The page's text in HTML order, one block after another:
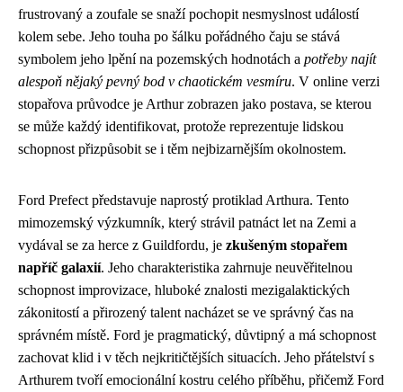
frustrovaný a zoufale se snaží pochopit nesmyslnost událostí
kolem sebe. Jeho touha po šálku pořádného čaju se stává
symbolem jeho lpění na pozemských hodnotách a potřeby najít
alespoň nějaký pevný bod v chaotickém vesmíru. V online verzi
stopařova průvodce je Arthur zobrazen jako postava, se kterou
se může každý identifikovat, protože reprezentuje lidskou
schopnost přizpůsobit se i těm nejbizarnějším okolnostem.
Ford Prefect představuje naprostý protiklad Arthura. Tento
mimozemský výzkumník, který strávil patnáct let na Zemi a
vydával se za herce z Guildfordu, je zkušeným stopařem
napříč galaxií. Jeho charakteristika zahrnuje neuvěřitelnou
schopnost improvizace, hluboké znalosti mezigalaktických
zákonitostí a přirozený talent nacházet se ve správný čas na
správném místě. Ford je pragmatický, důvtipný a má schopnost
zachovat klid i v těch nejkritičtějších situacích. Jeho přátelství s
Arthurem tvoří emocionální kostru celého příběhu, přičemž Ford